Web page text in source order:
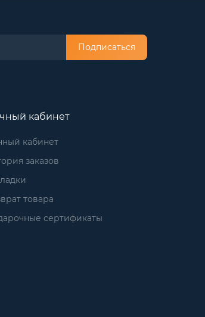
Подписаться
кабинет
кабинет
заказов
товара
сертификаты